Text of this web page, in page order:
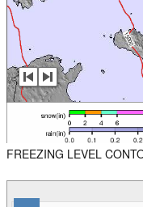
FREEZING LEVEL